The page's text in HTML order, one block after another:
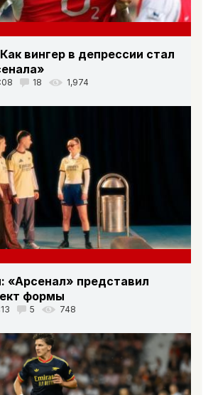
вингер в депрессии стал
18 1,974
«Арсенал» представил
формы
5 748